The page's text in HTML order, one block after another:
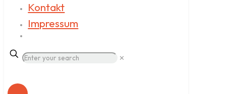
Kontakt
Impressum
✕